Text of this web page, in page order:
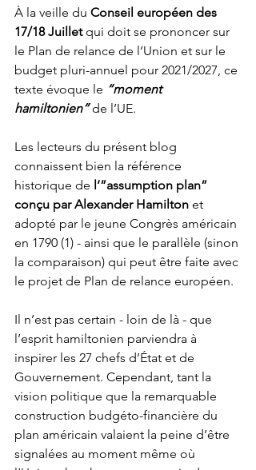
À la veille du Conseil européen des
17/18 Juillet qui doit se prononcer sur
le Plan de relance de l’Union et sur le
budget pluri-annuel pour 2021/2027, ce
texte évoque le “moment
hamiltonien” de l’UE.
Les lecteurs du présent blog
connaissent bien la référence
historique de l’”assumption plan”
conçu par Alexander Hamilton et
adopté par le jeune Congrès américain
en 1790 (1) - ainsi que le parallèle (sinon
la comparaison) qui peut être faite avec
le projet de Plan de relance européen.
Il n’est pas certain - loin de là - que
l’esprit hamiltonien parviendra à
inspirer les 27 chefs d’État et de
Gouvernement. Cependant, tant la
vision politique que la remarquable
construction budgéto-financière du
plan américain valaient la peine d’être
signalées au moment même où